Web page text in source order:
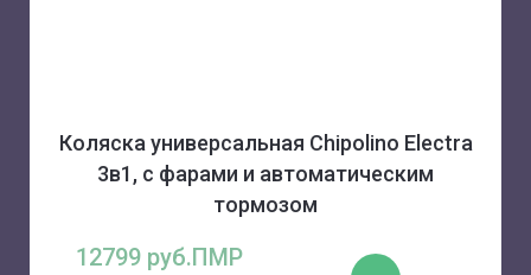
Коляска универсальная Chipolino Electra
3в1, с фарами и автоматическим
тормозом
12799 руб.ПМР